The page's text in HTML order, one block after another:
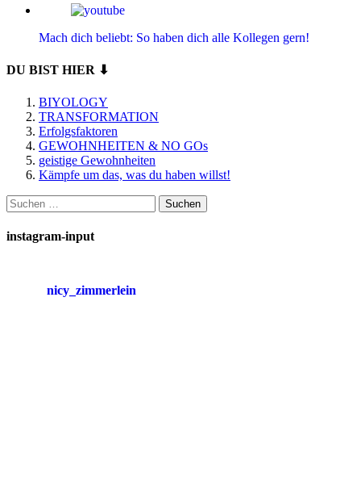
Mach dich beliebt: So haben dich alle Kollegen gern!
DU BIST HIER ⬇
BIYOLOGY
TRANSFORMATION
Erfolgsfaktoren
GEWOHNHEITEN & NO GOs
geistige Gewohnheiten
Kämpfe um das, was du haben willst!
Suchen
nach:
instagram-input
nicy_zimmerlein